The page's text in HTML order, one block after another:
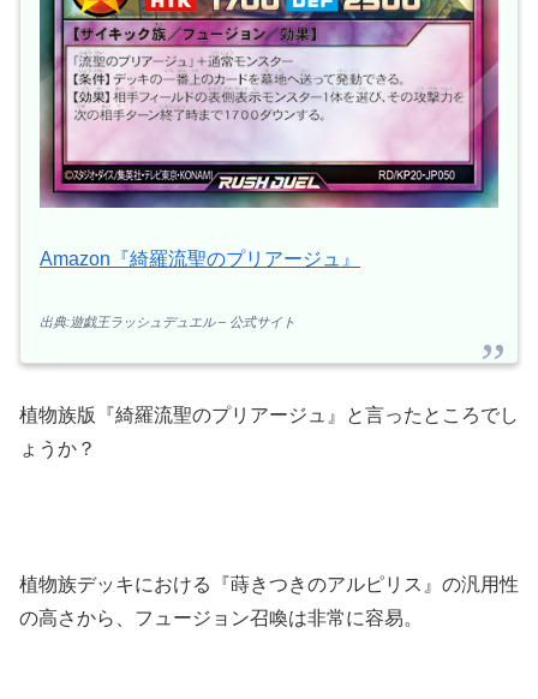
Amazon『綺羅流聖のプリアージュ』
出典:遊戯王ラッシュデュエル – 公式サイト
植物族版『綺羅流聖のプリアージュ』と言ったところでし
ょうか？
植物族デッキにおける『蒔きつきのアルピリス』の汎用性
の高さから、フュージョン召喚は非常に容易。